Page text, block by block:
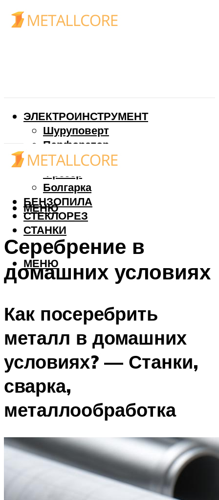
ЭЛЕКТРОИНСТРУМЕНТ
Шуруповерт
Перфоратор
Дрель
Фрезер
Болгарка
БЕНЗОПИЛА
СТЕКЛОРЕЗ
СТАНКИ
МЕНЮ
МЕНЮ
Серебрение в
домашних условиях
Как посеребрить
металл в домашних
условиях? — Станки,
сварка,
металлообработка